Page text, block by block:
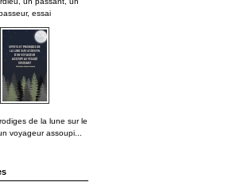
essai
de la lune sur le
voyageur assoupi...